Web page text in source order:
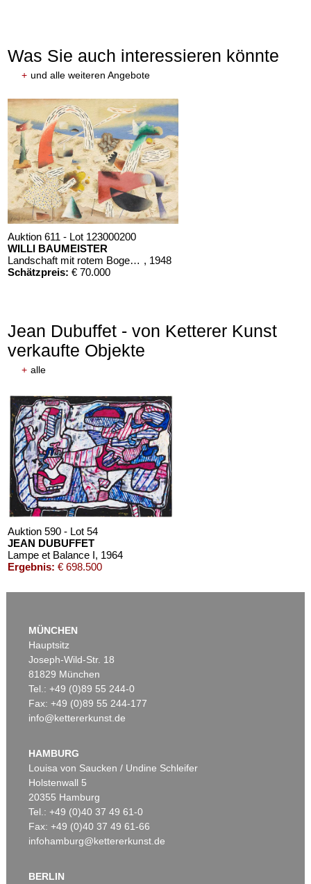
Was Sie auch interessieren könnte
+ und alle weiteren Angebote
Auktion 611 - Lot 123000200
WILLI BAUMEISTER
Landschaft mit rotem Bogen (Sommerfest) , 1948
Schätzpreis: € 70.000
Auktion 611 - Lot 125001019
EMIL SCHUMACHER
Bleibild B-3/1970, 1970
Schätzpreis:€ 60.000
Jean Dubuffet - von Ketterer Kunst
verkaufte Objekte
+ alle
Auktion 590 - Lot 54
JEAN DUBUFFET
Lampe et Balance I, 1964
Ergebnis: € 698.500
Auktion 496 - Lot 161
Ergebnis:€ 500.000
MÜNCHEN
Hauptsitz
Joseph-Wild-Str. 18
81829 München
Tel.: +49 (0)89 55 244-0
Fax: +49 (0)89 55 244-177
info@kettererkunst.de
HAMBURG
Louisa von Saucken / Undine Schleifer
Holstenwall 5
20355 Hamburg
Tel.: +49 (0)40 37 49 61-0
Fax: +49 (0)40 37 49 61-66
infohamburg@kettererkunst.de
BERLIN